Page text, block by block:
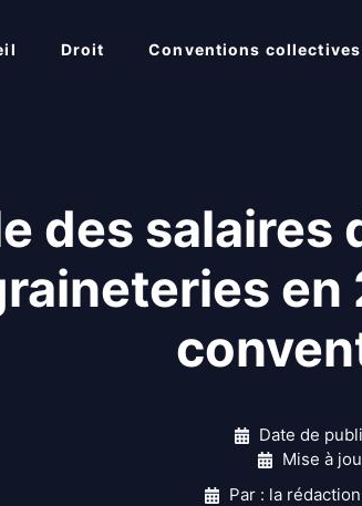
Droit Conventions collectives
des salaires
en
Date de
Mise à
Par : la